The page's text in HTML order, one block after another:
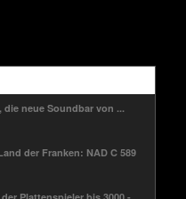
die neue Soundbar von ...
der Franken: NAD C 589